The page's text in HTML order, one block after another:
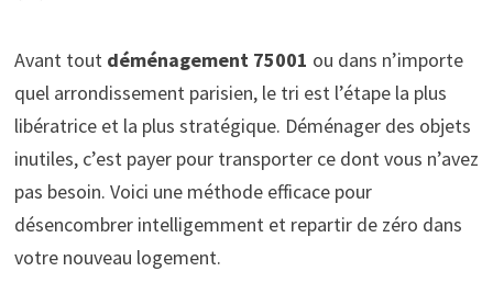
Avant tout déménagement 75001 ou dans n’importe
quel arrondissement parisien, le tri est l’étape la plus
libératrice et la plus stratégique. Déménager des objets
inutiles, c’est payer pour transporter ce dont vous n’avez
pas besoin. Voici une méthode efficace pour
désencombrer intelligemment et repartir de zéro dans
votre nouveau logement.